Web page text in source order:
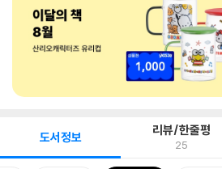
도서정보 리뷰/한줄평
25